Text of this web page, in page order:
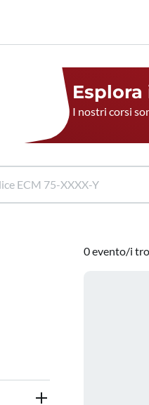
Esplora
I nostri corsi
0 evento/i